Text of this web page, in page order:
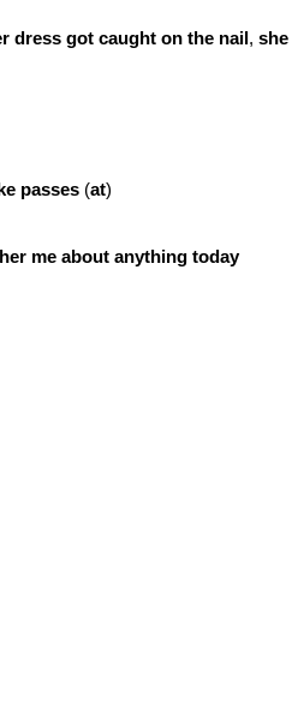
dress got caught on the nail , she
passes(at)
me about anything today